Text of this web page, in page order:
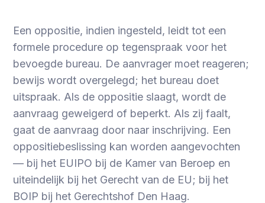
Een oppositie, indien ingesteld, leidt tot een
formele procedure op tegenspraak voor het
bevoegde bureau. De aanvrager moet reageren;
bewijs wordt overgelegd; het bureau doet
uitspraak. Als de oppositie slaagt, wordt de
aanvraag geweigerd of beperkt. Als zij faalt,
gaat de aanvraag door naar inschrijving. Een
oppositiebeslissing kan worden aangevochten
— bij het EUIPO bij de Kamer van Beroep en
uiteindelijk bij het Gerecht van de EU; bij het
BOIP bij het Gerechtshof Den Haag.